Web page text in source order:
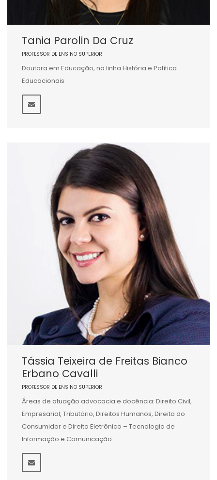
Tania Parolin Da Cruz
PROFESSOR DE ENSINO SUPERIOR
Doutora em Educação, na linha História e Política
Educacionais
Tássia Teixeira de Freitas Bianco
Erbano Cavalli
PROFESSOR DE ENSINO SUPERIOR
Áreas de atuação advocacia e docência: Direito Civil,
Empresarial, Tributário, Direitos Humanos, Direito do
Consumidor e Direito Eletrônico – Tecnologia de
Informação e Comunicação.